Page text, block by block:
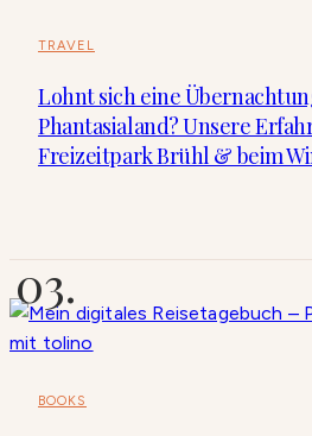
TRAVEL
Lohnt sich eine
Phantasialand? Unsere
Freizeitpark Brühl & beim
BOOKS